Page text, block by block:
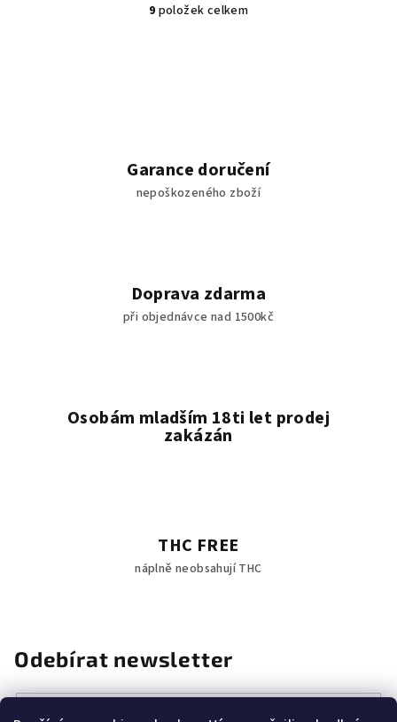
O
í
p
r
ý
p
9 položek celkem
Garance doručení
nepoškozeného zboží
Doprava zdarma
při objednávce nad 1500kč
Osobám mladším 18ti let prodej
zakázán
THC FREE
náplně neobsahují THC
Odebírat newsletter